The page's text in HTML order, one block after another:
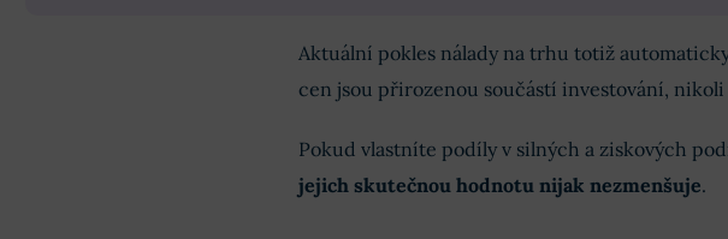
Aktuální pokles nálady na trhu totiž
cen jsou přirozenou součástí investování, nikoli
Pokud vlastníte podíly v silných a ziskových
jejich skutečnou hodnotu nijak nezmenšuje.